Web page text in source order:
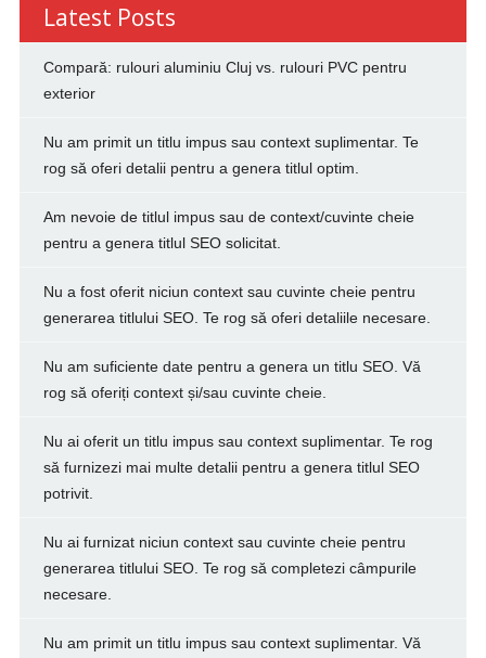
Latest Posts
Compară: rulouri aluminiu Cluj vs. rulouri PVC pentru
exterior
Nu am primit un titlu impus sau context suplimentar. Te
rog să oferi detalii pentru a genera titlul optim.
Am nevoie de titlul impus sau de context/cuvinte cheie
pentru a genera titlul SEO solicitat.
Nu a fost oferit niciun context sau cuvinte cheie pentru
generarea titlului SEO. Te rog să oferi detaliile necesare.
Nu am suficiente date pentru a genera un titlu SEO. Vă
rog să oferiți context și/sau cuvinte cheie.
Nu ai oferit un titlu impus sau context suplimentar. Te rog
să furnizezi mai multe detalii pentru a genera titlul SEO
potrivit.
Nu ai furnizat niciun context sau cuvinte cheie pentru
generarea titlului SEO. Te rog să completezi câmpurile
necesare.
Nu am primit un titlu impus sau context suplimentar. Vă